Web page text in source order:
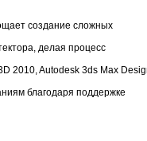
создание сложных
делая процесс
2010, Autodesk 3ds Max
благодаря поддержке